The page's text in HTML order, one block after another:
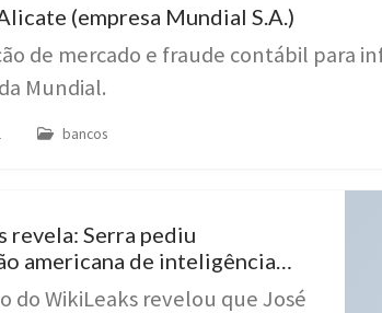
(empresa Mundial S.A.)
de mercado e fraude contábil para
Mundial.
bancos
revela: Serra pediu
americana de inteligência
sem informar governo
do WikiLeaks revelou que José